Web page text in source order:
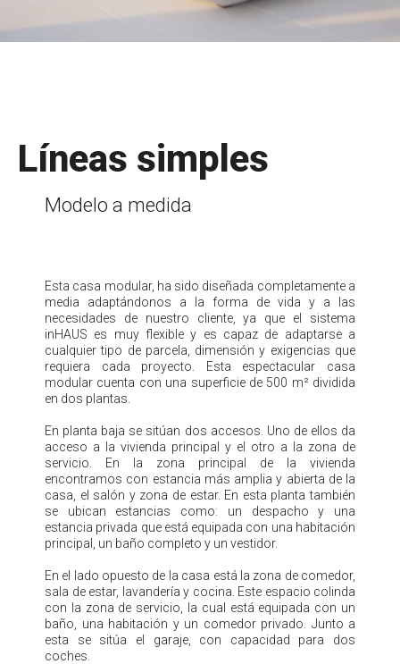
Líneas simples
Modelo a medida
Esta casa modular, ha sido diseñada completamente a
media adaptándonos a la forma de vida y a las
necesidades de nuestro cliente, ya que el sistema
inHAUS es muy flexible y es capaz de adaptarse a
cualquier tipo de parcela, dimensión y exigencias que
requiera cada proyecto. Esta espectacular casa
modular cuenta con una superficie de 500 m² dividida
en dos plantas.
En planta baja se sitúan dos accesos. Uno de ellos da
acceso a la vivienda principal y el otro a la zona de
servicio. En la zona principal de la vivienda
encontramos con estancia más amplia y abierta de la
casa, el salón y zona de estar. En esta planta también
se ubican estancias como: un despacho y una
estancia privada que está equipada con una habitación
principal, un baño completo y un vestidor.
En el lado opuesto de la casa está la zona de comedor,
sala de estar, lavandería y cocina. Este espacio colinda
con la zona de servicio, la cual está equipada con un
baño, una habitación y un comedor privado. Junto a
esta se sitúa el garaje, con capacidad para dos
coches.